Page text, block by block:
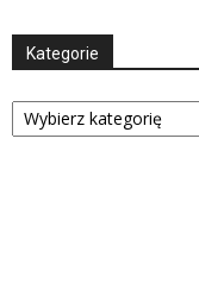
Kategorie
Kategorie